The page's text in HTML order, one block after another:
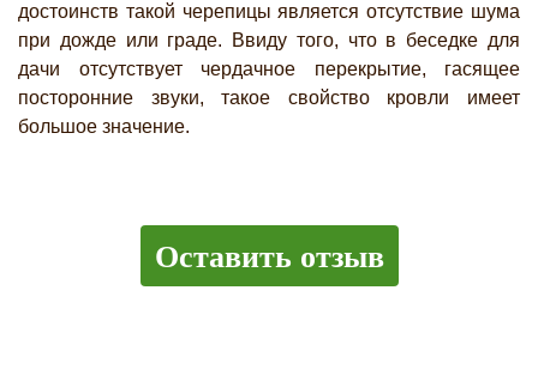
достоинств такой черепицы является отсутствие шума
при дожде или граде. Ввиду того, что в беседке для
дачи отсутствует чердачное перекрытие, гасящее
посторонние звуки, такое свойство кровли имеет
большое значение.
Оставить отзыв